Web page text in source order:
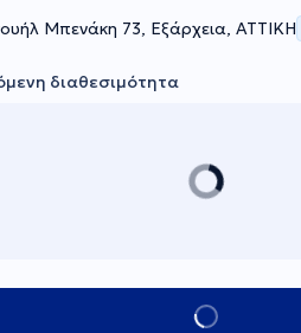
Μπενάκη 73, Εξάρχεια, ΑΤΤΙΚΗ
διαθεσιμότητα
Κλείσε ραντεβού